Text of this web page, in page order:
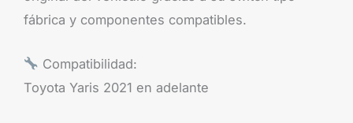
fábrica y componentes compatibles.
Compatibilidad:
Toyota Yaris 2021 en adelante